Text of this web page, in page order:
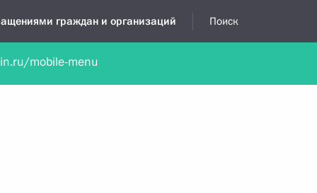
граждан и организаций Поиск
Обратиться в устной форме
mobile-menu